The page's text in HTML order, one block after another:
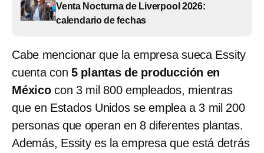
Venta Nocturna de Liverpool 2026:
calendario de fechas
Cabe mencionar que la empresa sueca Essity
cuenta con5 plantas de producción en
Méxicocon 3 mil 800 empleados, mientras
que en Estados Unidos se emplea a 3 mil 200
personas que operan en 8 diferentes plantas.
Además, Essity es la empresa que está detrás